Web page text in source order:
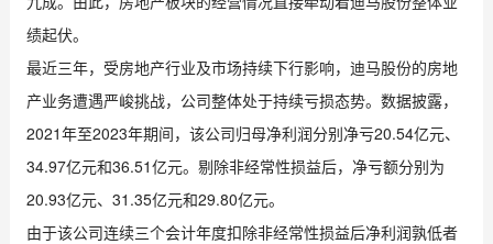
绩起伏。
最近三年，受房地产行业及市场持续下行影响，迪马股份的房地
产业务遭遇严峻挑战，公司整体处于持续亏损态势。数据披露，
2021年至2023年期间，该公司归母净利润分别净亏20.54亿元、
34.97亿元和36.51亿元。剔除非经常性损益后，净亏额分别为
20.93亿元、31.35亿元和29.80亿元。
由于该公司连续三个会计年度扣除非经常性损益后净利润孰低者